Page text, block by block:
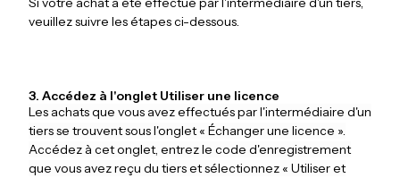
veuillez suivre les étapes ci-dessous.
3. Accédez à l'onglet Utiliser une licence
Les achats que vous avez effectués par l'intermédiaire d'un
tiers se trouvent sous l'onglet « Échanger une licence ».
Accédez à cet onglet, entrez le code d'enregistrement
que vous avez reçu du tiers et sélectionnez « Utiliser et